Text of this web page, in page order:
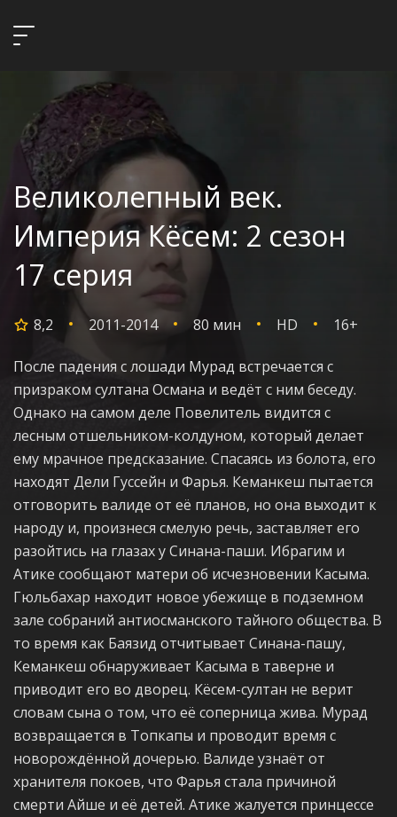
Великолепный век.
Империя Кёсем: 2 сезон
17 серия
8,2 2011-2014 80 мин HD 16+
После падения с лошади Мурад встречается с
призраком султана Османа и ведёт с ним беседу.
Однако на самом деле Повелитель видится с
лесным отшельником-колдуном, который делает
ему мрачное предсказание. Спасаясь из болота, его
находят Дели Гуссейн и Фарья. Кеманкеш пытается
отговорить валиде от её планов, но она выходит к
народу и, произнеся смелую речь, заставляет его
разойтись на глазах у Синана-паши. Ибрагим и
Атике сообщают матери об исчезновении Касыма.
Гюльбахар находит новое убежище в подземном
зале собраний антиосманского тайного общества. В
то время как Баязид отчитывает Синана-пашу,
Кеманкеш обнаруживает Касыма в таверне и
приводит его во дворец. Кёсем-султан не верит
словам сына о том, что её соперница жива. Мурад
возвращается в Топкапы и проводит время с
новорождённой дочерью. Валиде узнаёт от
хранителя покоев, что Фарья стала причиной
смерти Айше и её детей. Атике жалуется принцессе